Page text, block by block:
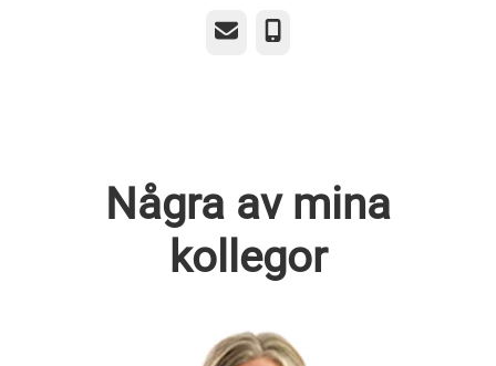
E-post Telefon
Några av mina
kollegor